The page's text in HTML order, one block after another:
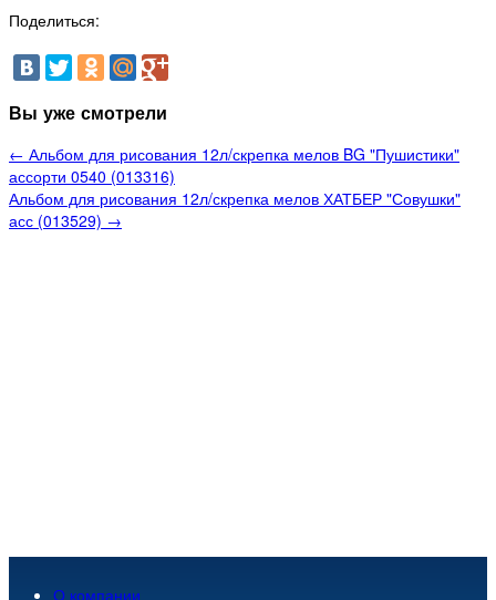
Поделиться:
Вы уже смотрели
← Альбом для рисования 12л/скрепка мелов BG "Пушистики"
ассорти 0540 (013316)
Альбом для рисования 12л/скрепка мелов ХАТБЕР "Совушки"
асс (013529) →
О компании